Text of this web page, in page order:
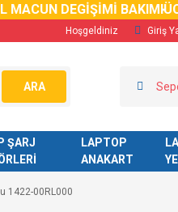
DEGİŞİMİ BAKIMI
Hoşgeldiniz Giriş
ARA
ŞARJ
LAPTOP
ANAKART
1422-00RL000